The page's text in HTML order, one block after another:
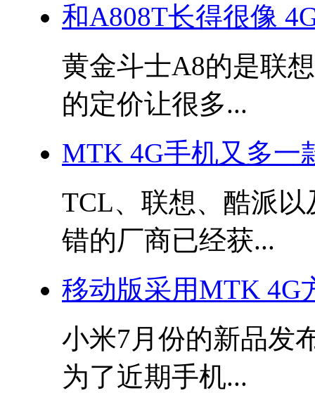
和A808T长得很像
黄金斗士A8的是联
的定价让很多...
MTK 4G手机又多一
TCL、联想、酷派
错的厂商已经获...
移动版采用MTK 4G
小米7月份的新品发
为了近期手机...